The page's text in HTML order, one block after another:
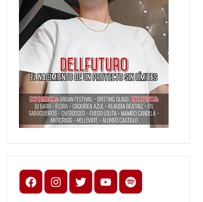
FacebookInstagram
X youtubespotify